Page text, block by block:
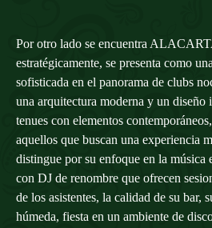
Por otro lado se encuentra
estratégicamente, se presenta como
sofisticada en el panorama de clubs
una arquitectura moderna y un diseño
tenues con elementos
aquellos que buscan una experiencia
distingue por su enfoque en la música
con DJ de renombre que ofrecen
de los asistentes, la calidad de su bar,
húmeda, fiesta en un ambiente de